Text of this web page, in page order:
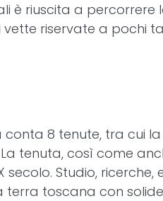
è riuscita a
vette riservate a pochi
8 tenute, tra cui
tenuta, così come
Studio,
toscana con